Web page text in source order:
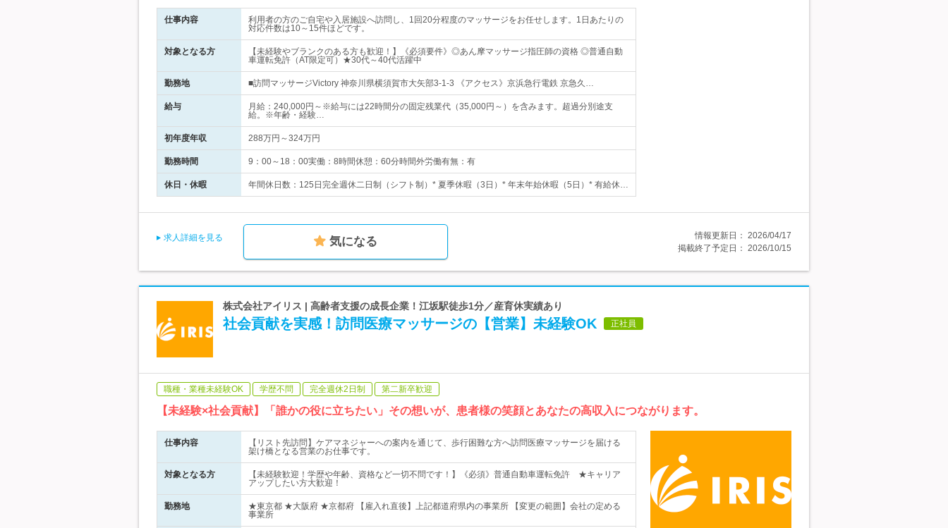
仕事内容
利用者の方のご自宅や入居施設へ訪問し、1回20分程度のマッサージをお任せします。1日あたりの
対応件数は10～15件ほどです。
対象となる方
【未経験やブランクのある方も歓迎！】《必須要件》◎あん摩マッサージ指圧師の資格 ◎普通自動
車運転免許（AT限定可）★30代～40代活躍中
勤務地 ■訪問マッサージVictory 神奈川県横須賀市大矢部3-1-3 《アクセス》京浜急行電鉄 京急久…
給与
月給：240,000円～※給与には22時間分の固定残業代（35,000円～）を含みます。超過分別途支
給。※年齢・経験…
初年度年収 288万円～324万円
勤務時間 9：00～18：00実働：8時間休憩：60分時間外労働有無：有
休日・休暇 年間休日数：125日完全週休二日制（シフト制）* 夏季休暇（3日）* 年末年始休暇（5日）* 有給休…
求人詳細を見る 気になる 情報更新日： 2026/04/17
掲載終了予定日： 2026/10/15
株式会社アイリス | 高齢者支援の成長企業！江坂駅徒歩1分／産育休実績あり
社会貢献を実感！訪問医療マッサージの【営業】未経験OK 正社員
職種・業種未経験OK 学歴不問 完全週休2日制 第二新卒歓迎
【未経験×社会貢献】「誰かの役に立ちたい」その想いが、患者様の笑顔とあなたの高収入につながります。
仕事内容
【リスト先訪問】ケアマネジャーへの案内を通じて、歩行困難な方へ訪問医療マッサージを届ける
架け橋となる営業のお仕事です。
対象となる方
【未経験歓迎！学歴や年齢、資格など一切不問です！】《必須》普通自動車運転免許 ★キャリア
アップしたい方大歓迎！
勤務地
★東京都 ★大阪府 ★京都府 【雇入れ直後】上記都道府県内の事業所 【変更の範囲】会社の定める
事業所